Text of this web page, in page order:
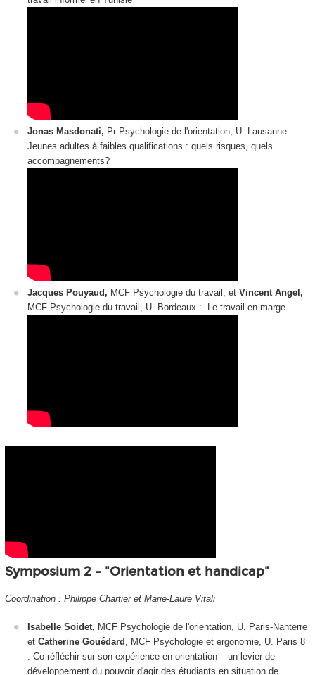
Jonas Masdonati, Pr Psychologie de l'orientation, U. Lausanne :
Jeunes adultes à faibles qualifications : quels risques, quels
accompagnements?
Jacques Pouyaud, MCF Psychologie du travail, et Vincent Angel,
MCF Psychologie du travail, U. Bordeaux : Le travail en marge
Symposium 2 - "Orientation et handicap"
Coordination : Philippe Chartier et Marie-Laure Vitali
Isabelle Soidet, MCF Psychologie de l'orientation, U. Paris-Nanterre
et Catherine Gouédard , MCF Psychologie et ergonomie, U. Paris 8
: Co-réfléchir sur son expérience en orientation ‒ un levier de
développement du pouvoir d'agir des étudiants en situation de